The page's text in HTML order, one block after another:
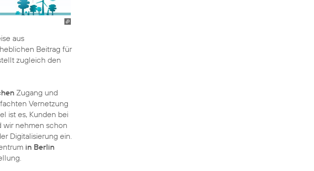
aus
Beitrag für
zugleich den
Zugang und
Vernetzung
ist es, Kunden bei
wir nehmen schon
Digitalisierung ein.
in Berlin